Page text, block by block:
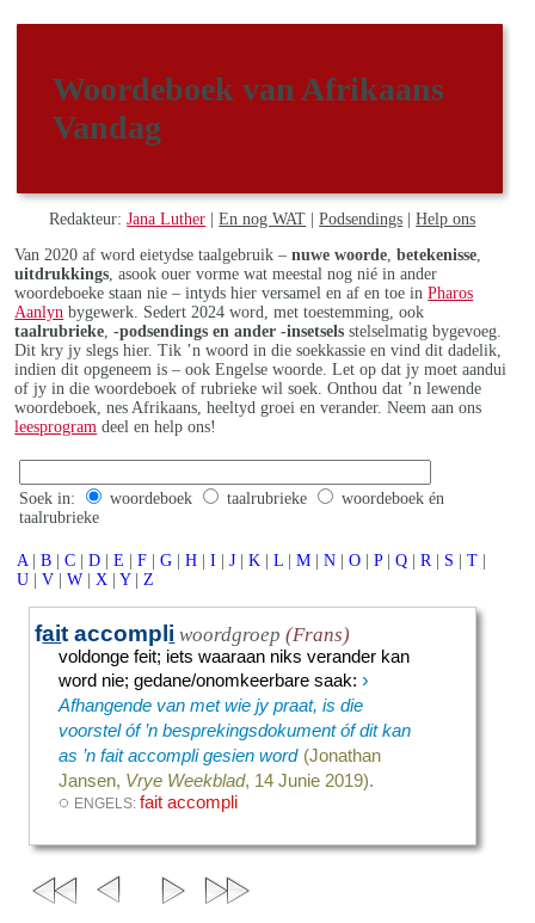
Woordeboek van Afrikaans
Vandag
Redakteur:Jana Luther |En nog WAT |Podsendings |Help ons
Van 2020 af word eietydse taalgebruik –nuwe woorde ,betekenisse
uitdrukkings , asook ouer vorme wat meestal nog nié in ander
woordeboeke staan nie – intyds hier versamel en af en toe inPharos
Aanlyn bygewerk. Sedert 2024 word, met toestemming, ook
taalrubrieke ,-podsendings en ander -insetsels stelselmatig bygevoeg.
Dit kry jy slegs hier. Tik ’n woord in die soekkassie en vind dit dadelik,
indien dit opgeneem is – ook Engelse woorde. Let op dat jy moet aandui
of jy in die woordeboek of rubrieke wil soek. Onthou dat ’n lewende
woordeboek, nes Afrikaans, heeltyd groei en verander. Neem aan ons
leesprogram deel en help ons!
Soek in: woordeboek taalrubrieke
woordeboek én
taalrubrieke
A | B | C | D | E | F | G | H | I | J | K | L | M | N | O | P | Q | R | S | T |
U | V | W | X | Y | Z
fait accompli woordgroep (Frans)
voldonge feit; iets waaraan niks verander kan
word nie;gedane/onomkeerbare saak:›
Afhangende van met wie jy praat, is die
voorstel óf ’n besprekingsdokument óf dit kan
as ’n fait accompli gesien word (Jonathan
Jansen, Vrye Weekblad, 14 Junie 2019).
◌ ENGELS:fait accompli